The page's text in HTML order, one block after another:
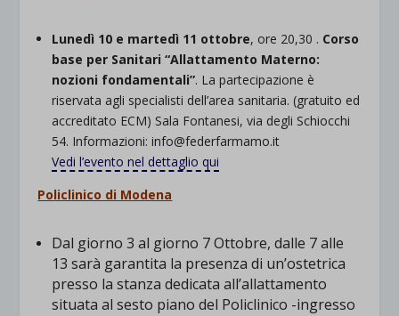
Lunedì 10 e martedì 11 ottobre, ore 20,30 . Corso
base per Sanitari “Allattamento Materno:
nozioni fondamentali”. La partecipazione è
riservata agli specialisti dell’area sanitaria. (gratuito ed
accreditato ECM) Sala Fontanesi, via degli Schiocchi
54. Informazioni: info@federfarmamo.it
Vedi l’evento nel dettaglio qui
Policlinico di Modena
Dal giorno 3 al giorno 7 Ottobre, dalle 7 alle
13 sarà garantita la presenza di un’ostetrica
presso la stanza dedicata all’allattamento
situata al sesto piano del Policlinico -ingresso